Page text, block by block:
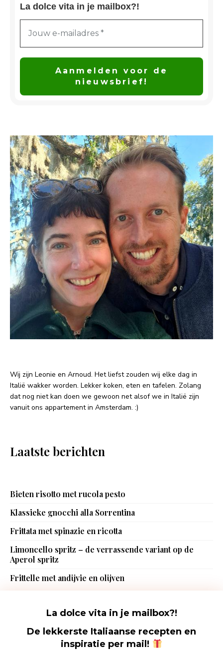
La dolce vita in je mailbox?!
De lekkerste Italiaanse recepten en
inspiratie per mail!
La dolce vita in je mailbox?!
Wij zijn Leonie en Arnoud. Het liefst zouden wij elke dag in
Italië wakker worden. Lekker koken, eten en tafelen. Zolang
dat nog niet kan doen we gewoon net alsof we in Italië zijn
vanuit ons appartement in Amsterdam. :)
Laatste berichten
Bieten risotto met rucola pesto
Klassieke gnocchi alla Sorrentina
Frittata met spinazie en ricotta
Limoncello spritz – de verrassende variant op de
Aperol spritz
Frittelle met andijvie en olijven
Foodhunting Italia - De Italië blog met de lekkerste Italiaanse